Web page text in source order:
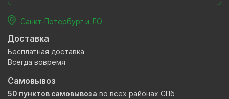
Санкт-Петербург и ЛО
Доставка
Бесплатная доставка
Всегда вовремя
Самовывоз
50 пунктов самовывоза во всех районах СПб